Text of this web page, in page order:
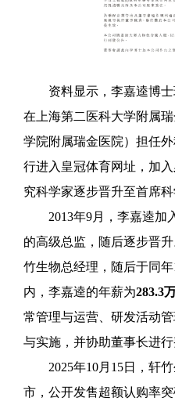
资料显示，李嘉逵博
在上海第二医科大学附属
学院附属瑞金医院）担任
行进入皇冠体育网址，加入
究科学家逐步晋升至首席科
2013年9月，李嘉逵加
的高级总监，随后逐步晋
竹生物总经理，随后于同
内，李嘉逵的年薪为283.3
常管理与运营、研发活动
与实施，并协助董事长进行
2025年10月15日，轩
市，公开发售超额认购率